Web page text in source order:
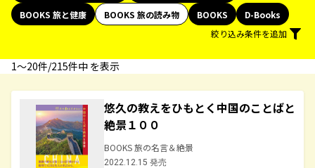
BOOKS 旅と健康
BOOKS 旅の読み物 BOOKS
D-Books
絞り込み条件を追加
1〜20件/215件中 を表示
悠久の教えをひもとく中国のことばと
絶景１００
BOOKS 旅の名言＆絶景
2022.12.15 発売